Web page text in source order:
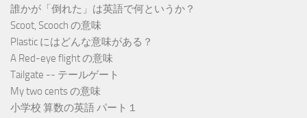
誰かが「倒れた」は英語で何というか？
Scoot, Scooch の意味
Plastic にはどんな意味がある？
A Red-eye flight の意味
Tailgate -- テールゲート
My two cents の意味
小学校 算数の英語 パート１